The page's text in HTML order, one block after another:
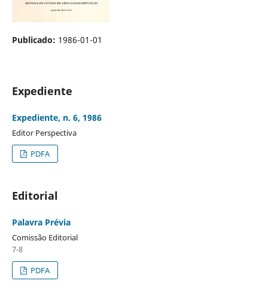
Publicado: 1986-01-01
Expediente
Expediente, n. 6, 1986
Editor Perspectiva
PDFA
Editorial
Palavra Prévia
Comissão Editorial
7-8
PDFA